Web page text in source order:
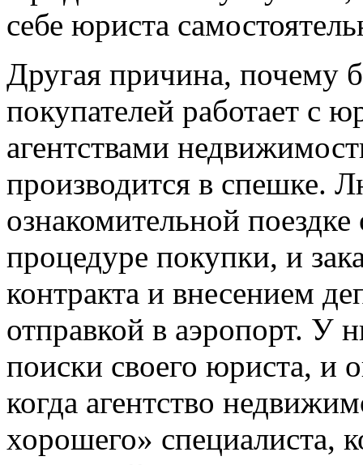
себе юриста
Другая причина, почему
покупателей работает с
агентствами
производится в спешке.
ознакомительной
процедуре покупки, и
контракта и внесением
отправкой в аэропорт. У
поиски своего юриста, и
когда агентство
хорошего» специалиста,